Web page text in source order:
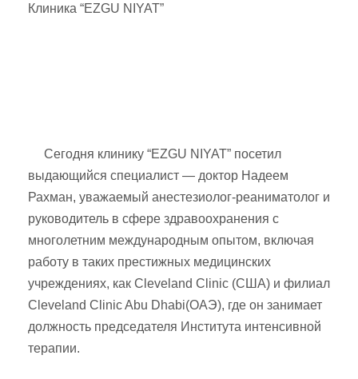
Клиника “EZGU NIYAT”
Сегодня клинику “EZGU NIYAT” посетил
выдающийся специалист — доктор Надеем
Рахман, уважаемый анестезиолог-реаниматолог и
руководитель в сфере здравоохранения с
многолетним международным опытом, включая
работу в таких престижных медицинских
учреждениях, как Cleveland Clinic (США) и филиал
Cleveland Clinic Abu Dhabi(ОАЭ), где он занимает
должность председателя Института интенсивной
терапии.